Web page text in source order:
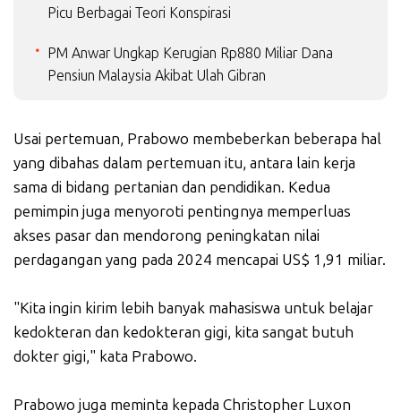
Picu Berbagai Teori Konspirasi
PM Anwar Ungkap Kerugian Rp880 Miliar Dana
Pensiun Malaysia Akibat Ulah Gibran
Usai pertemuan, Prabowo membeberkan beberapa hal
yang dibahas dalam pertemuan itu, antara lain kerja
sama di bidang pertanian dan pendidikan. Kedua
pemimpin juga menyoroti pentingnya memperluas
akses pasar dan mendorong peningkatan nilai
perdagangan yang pada 2024 mencapai US$ 1,91 miliar.
"Kita ingin kirim lebih banyak mahasiswa untuk belajar
kedokteran dan kedokteran gigi, kita sangat butuh
dokter gigi," kata Prabowo.
Prabowo juga meminta kepada Christopher Luxon